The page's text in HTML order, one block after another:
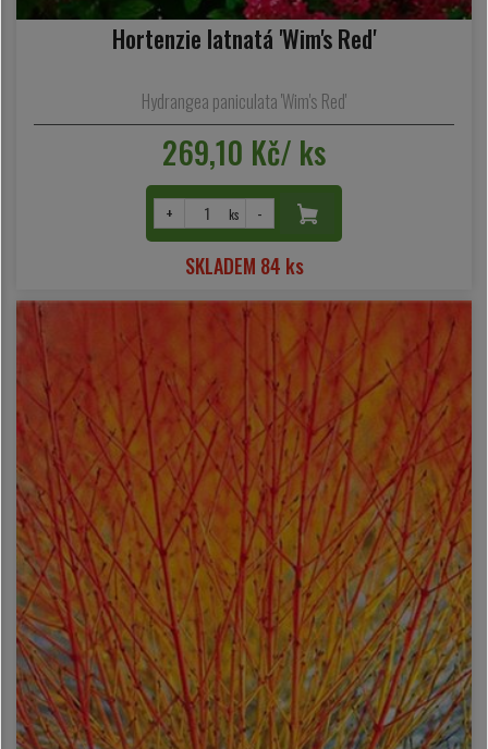
Hortenzie latnatá 'Wim's Red'
Hydrangea paniculata 'Wim's Red'
269,10 Kč/ ks
+ ks -
SKLADEM 84 ks